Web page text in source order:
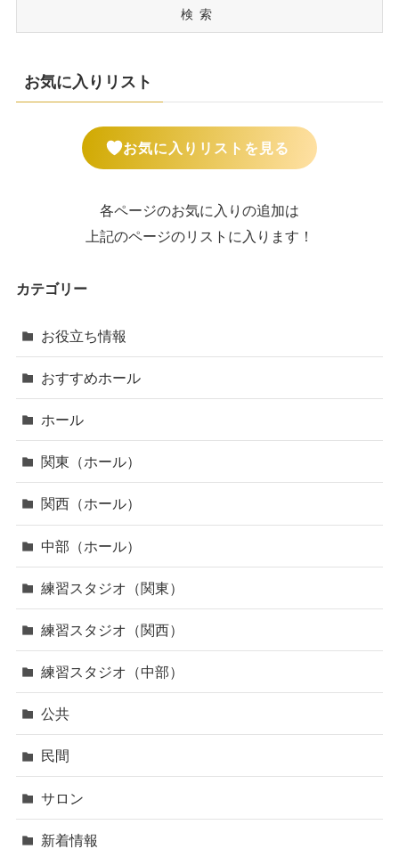
検索
お気に入りリスト
お気に入りリストを見る
各ページのお気に入りの追加は
上記のページのリストに入ります！
カテゴリー
お役立ち情報
おすすめホール
ホール
関東（ホール）
関西（ホール）
中部（ホール）
練習スタジオ（関東）
練習スタジオ（関西）
練習スタジオ（中部）
公共
民間
サロン
新着情報